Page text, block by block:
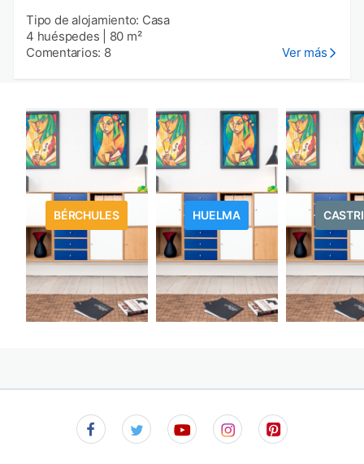
Tipo de alojamiento: Casa
4 huéspedes
80 m²
Comentarios: 8
Ver más
BÉRCHULES HUELMA